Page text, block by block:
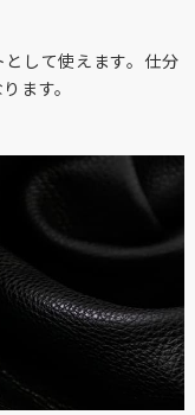
して使えます。仕分
ます。